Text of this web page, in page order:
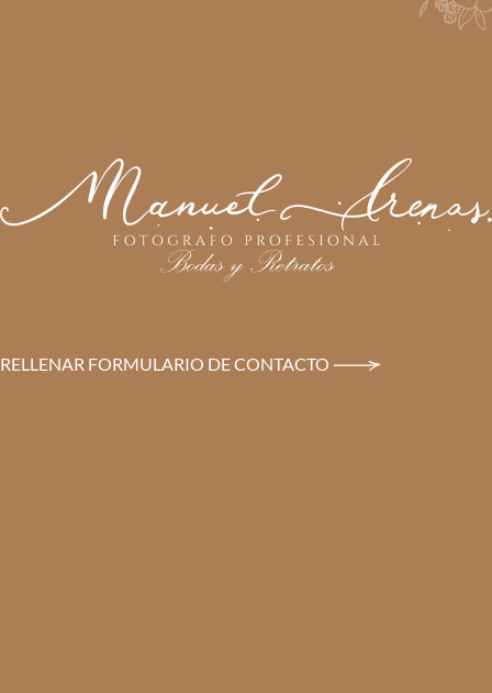
RELLENAR FORMULARIO DE CONTACTO